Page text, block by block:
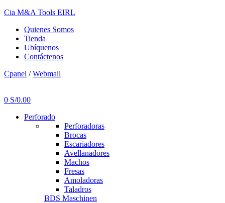
Cia M&A Tools EIRL
Quienes Somos
Tienda
Ubíquenos
Contáctenos
Cpanel /Webmail
0 S/0.00
Perforado
Perforadoras
Brocas
Escariadores
Avellanadores
Machos
Fresas
Amoladoras
Taladros
BDS Maschinen